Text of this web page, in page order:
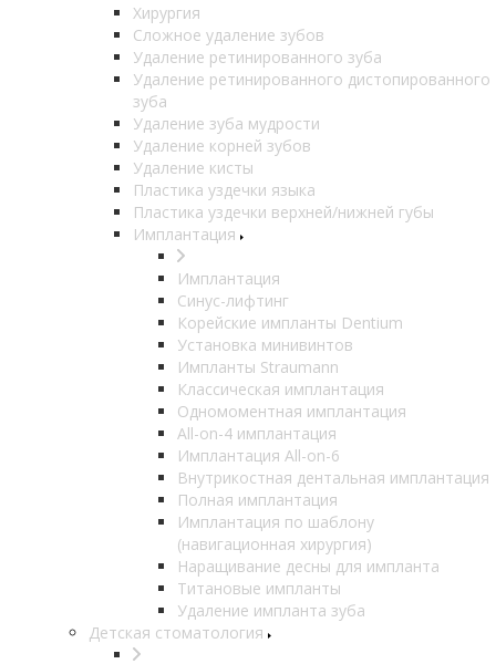
Хирургия
Сложное удаление зубов
Удаление ретинированного зуба
Удаление ретинированного дистопированного
зуба
Удаление зуба мудрости
Удаление корней зубов
Удаление кисты
Пластика уздечки языка
Пластика уздечки верхней/нижней губы
Имплантация
Имплантация
Синус-лифтинг
Корейские импланты Dentium
Установка минивинтов
Импланты Straumann
Классическая имплантация
Одномоментная имплантация
All-on-4 имплантация
Имплантация All-on-6
Внутрикостная дентальная имплантация
Полная имплантация
Имплантация по шаблону
(навигационная хирургия)
Наращивание десны для импланта
Титановые импланты
Удаление импланта зуба
Детская стоматология